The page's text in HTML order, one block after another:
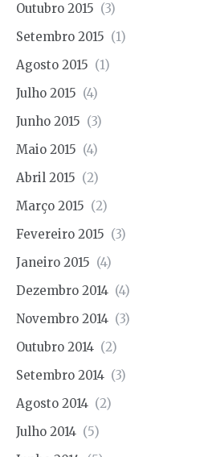
Outubro 2015 (3)
Setembro 2015 (1)
Agosto 2015 (1)
Julho 2015 (4)
Junho 2015 (3)
Maio 2015 (4)
Abril 2015 (2)
Março 2015 (2)
Fevereiro 2015 (3)
Janeiro 2015 (4)
Dezembro 2014 (4)
Novembro 2014 (3)
Outubro 2014 (2)
Setembro 2014 (3)
Agosto 2014 (2)
Julho 2014 (5)